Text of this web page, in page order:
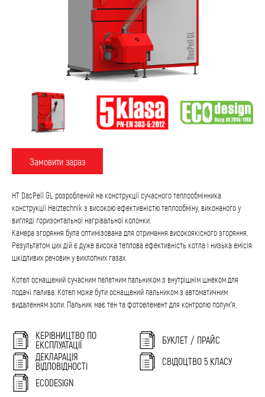
Замовити зараз
HT DasPell GL розроблений на конструкції сучасного теплообмінника
конструкції Heiztechnik з високою ефективністю теплообміну, виконаного у
вигляді горизонтальної нагрівальної колонки.
Камера згоряння була оптимізована для отримання високоякісного згоряння.
Результатом цих дій є дуже висока теплова ефективність котла і низька емісія
шкідливих речовин у вихлопних газах.
Котел оснащений сучасним пелетним пальником з внутрішнім шнеком для
подачі палива. Котел може бути оснащений пальником з автоматичним
видаленням золи. Пальник має тен та фотоелемент для контролю полум’я.
КЕРІВНИЦТВО ПО
ЕКСПЛУАТАЦІЇ
БУКЛЕТ / ПРАЙС
ДЕКЛАРАЦІЯ
ВІДПОВІДНОСТІ
СВІДОЦТВО 5 КЛАСУ
ECODESIGN